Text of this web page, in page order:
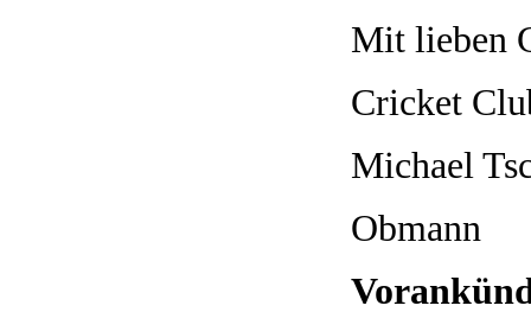
Mit lieben
Cricket
Michael
Obmann